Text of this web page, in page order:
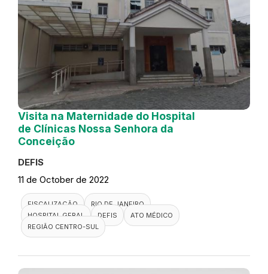
Visita na Maternidade do Hospital
de Clínicas Nossa Senhora da
Conceição
DEFIS
11 de October de 2022
FISCALIZAÇÃO
RIO DE JANEIRO
HOSPITAL GERAL
DEFIS
ATO MÉDICO
REGIÃO CENTRO-SUL